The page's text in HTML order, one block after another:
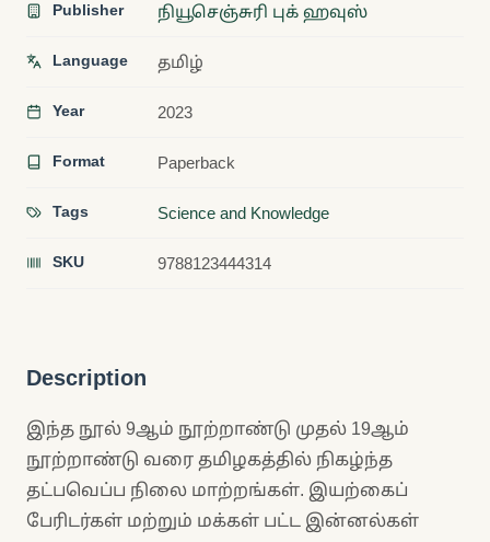
Publisher நியூசெஞ்சுரி புக் ஹவுஸ்
Language தமிழ்
Year 2023
Format Paperback
Tags Science and Knowledge
SKU 9788123444314
Description
இந்த நூல் 9ஆம் நூற்றாண்டு முதல் 19ஆம்
நூற்றாண்டு வரை தமிழகத்தில் நிகழ்ந்த
தட்பவெப்ப நிலை மாற்றங்கள். இயற்கைப்
பேரிடர்கள் மற்றும் மக்கள் பட்ட இன்னல்கள்